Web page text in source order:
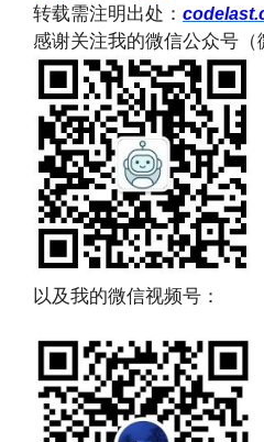
转载需注明出处：
感谢关注我的微信公众号（
以及我的微信视频号：